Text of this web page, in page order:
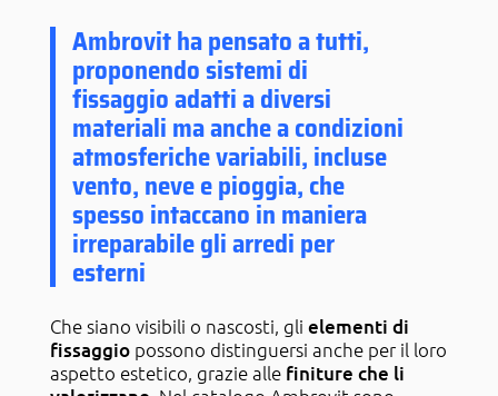
Ambrovit ha pensato a tutti,
proponendo sistemi di
fissaggio adatti a diversi
materiali ma anche a condizioni
atmosferiche variabili, incluse
vento, neve e pioggia, che
spesso intaccano in maniera
irreparabile gli arredi per
esterni
Che siano visibili o nascosti, gli elementi di
fissaggiopossono distinguersi anche per il loro
aspetto estetico, grazie alle finiture che li